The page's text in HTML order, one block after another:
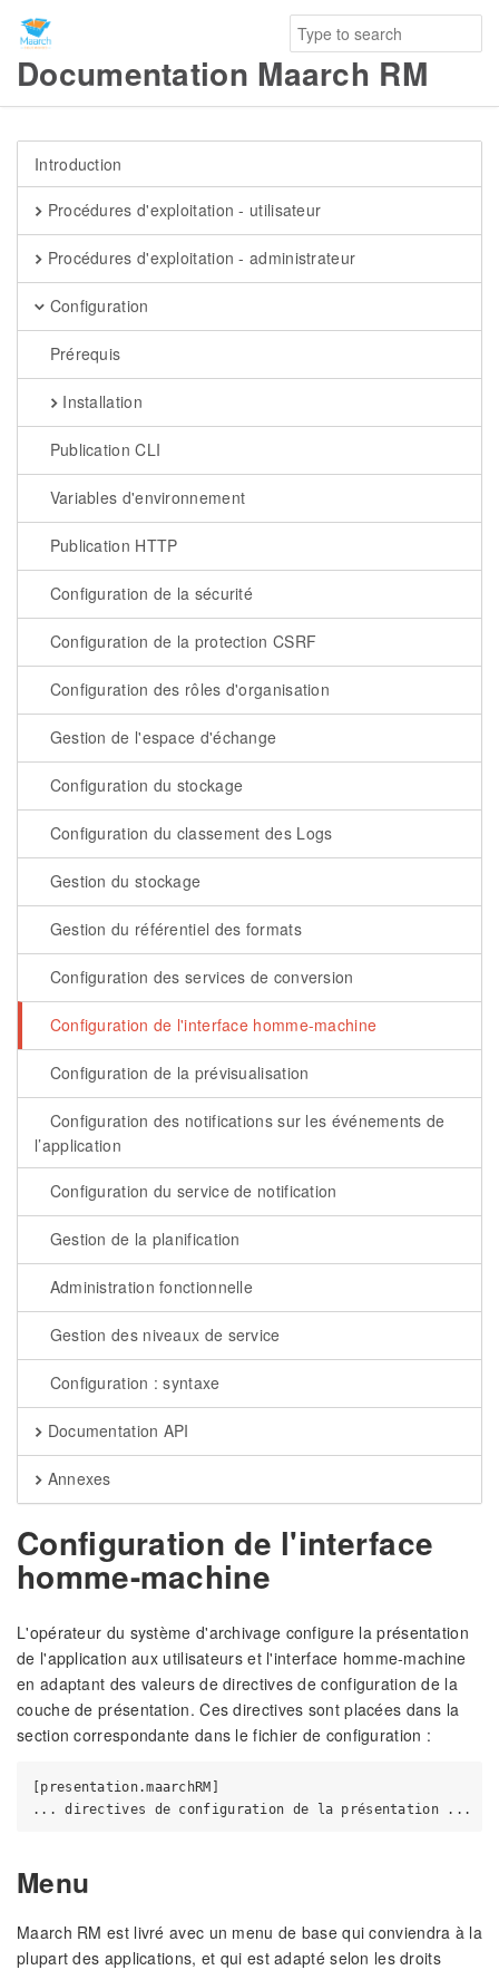
Documentation Maarch RM
Introduction
Procédures d'exploitation - utilisateur
Procédures d'exploitation - administrateur
Configuration
Prérequis
Installation
Publication CLI
Variables d'environnement
Publication HTTP
Configuration de la sécurité
Configuration de la protection CSRF
Configuration des rôles d'organisation
Gestion de l'espace d'échange
Configuration du stockage
Configuration du classement des Logs
Gestion du stockage
Gestion du référentiel des formats
Configuration des services de conversion
Configuration de l'interface homme-machine
Configuration de la prévisualisation
Configuration des notifications sur les événements de
l’application
Configuration du service de notification
Gestion de la planification
Administration fonctionnelle
Gestion des niveaux de service
Configuration : syntaxe
Documentation API
Annexes
Configuration de l'interface
homme-machine
L'opérateur du système d'archivage configure la présentation
de l'application aux utilisateurs et l'interface homme-machine
en adaptant des valeurs de directives de configuration de la
couche de présentation. Ces directives sont placées dans la
section correspondante dans le fichier de configuration :
[presentation.maarchRM]
Menu
Maarch RM est livré avec un menu de base qui conviendra à la
plupart des applications, et qui est adapté selon les droits